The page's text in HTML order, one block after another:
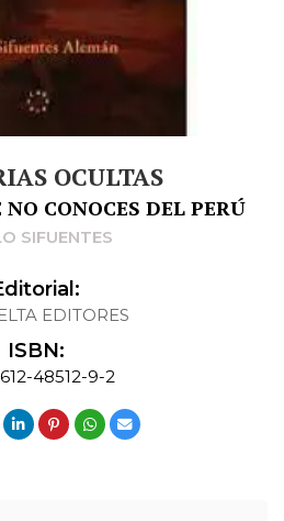
OCULTAS
CONOCES DEL PERÚ
SIFUENTES
EDITORES
ISBN:
48512-9-2